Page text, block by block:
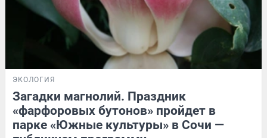
ЭКОЛОГИЯ
Загадки магнолий. Праздник
«фарфоровых бутонов» пройдет в
парке «Южные культуры» в Сочи —